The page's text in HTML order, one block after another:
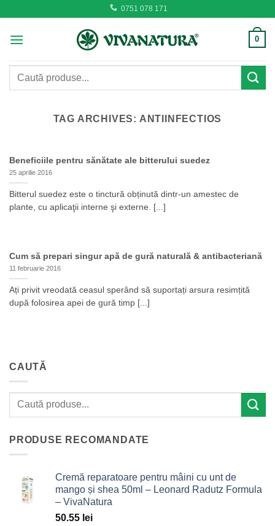
content
0751 078 171
0
Caută
TAG ARCHIVES: ANTIINFECTIOS
Beneficiile pentru sănătate ale bitterului suedez
25 aprilie 2016
Bitterul suedez este o tinctură obținută dintr-un amestec de
plante, cu aplicaţii interne şi externe. [...]
Cum să prepari singur apă de gură naturală & antibacteriană
11 februarie 2016
Ați privit vreodată ceasul sperând să suportați arsura resimțită
după folosirea apei de gură timp [...]
CAUTĂ
PRODUSE RECOMANDATE
Cremă reparatoare pentru mâini cu unt de
mango și shea 50ml – Leonard Radutz Formula
– VivaNatura
50.55 lei